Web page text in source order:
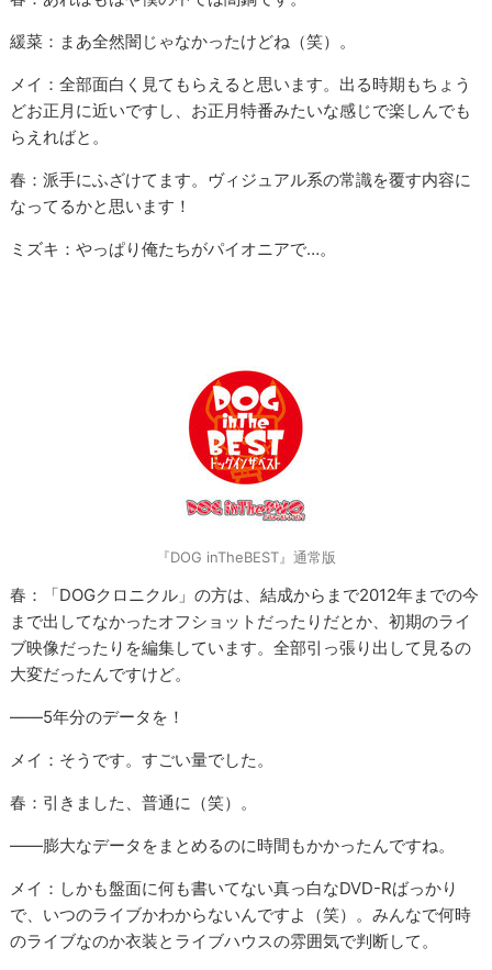
緩菜：まあ全然闇じゃなかったけどね（笑）。
メイ：全部面白く見てもらえると思います。出る時期もちょう
どお正月に近いですし、お正月特番みたいな感じで楽しんでも
らえればと。
春：派手にふざけてます。ヴィジュアル系の常識を覆す内容に
なってるかと思います！
ミズキ：やっぱり俺たちがパイオニアで…。
『DOG inTheBEST』通常版
春：「DOGクロニクル」の方は、結成からまで2012年までの今
まで出してなかったオフショットだったりだとか、初期のライ
ブ映像だったりを編集しています。全部引っ張り出して見るの
大変だったんですけど。
――5年分のデータを！
メイ：そうです。すごい量でした。
春：引きました、普通に（笑）。
――膨大なデータをまとめるのに時間もかかったんですね。
メイ：しかも盤面に何も書いてない真っ白なDVD-Rばっかり
で、いつのライブかわからないんですよ（笑）。みんなで何時
のライブなのか衣装とライブハウスの雰囲気で判断して。